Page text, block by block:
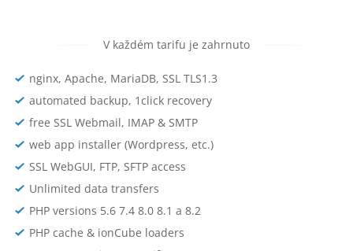
V každém tarifu je zahrnuto
nginx, Apache, MariaDB, SSL TLS1.3
automated backup, 1click recovery
free SSL Webmail, IMAP & SMTP
web app installer (Wordpress, etc.)
SSL WebGUI, FTP, SFTP access
Unlimited data transfers
PHP versions 5.6 7.4 8.0 8.1 a 8.2
PHP cache & ionCube loaders